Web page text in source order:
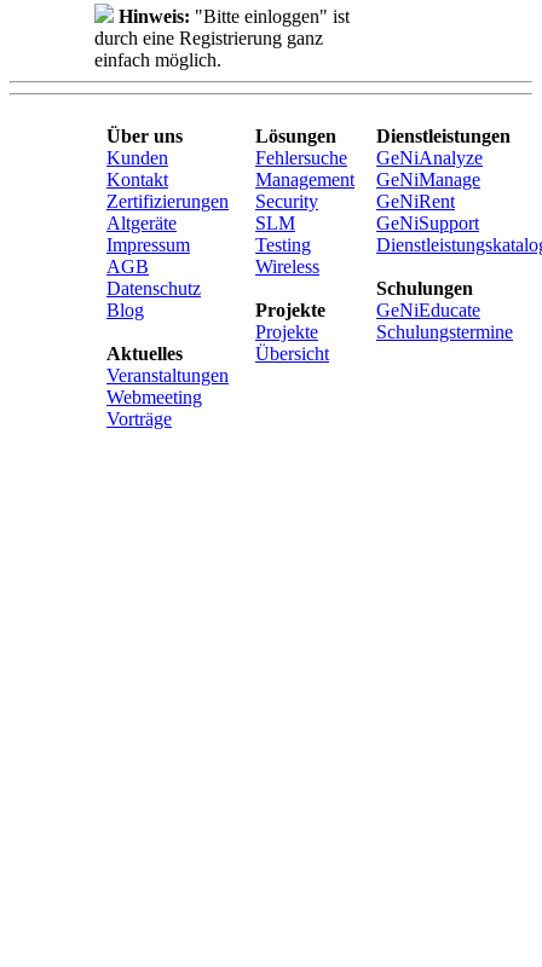
Hinweis: "Bitte einloggen" ist
durch eine Registrierung ganz
einfach möglich.
Über uns
Kunden
Kontakt
Zertifizierungen
Altgeräte
Impressum
AGB
Datenschutz
Blog
Aktuelles
Veranstaltungen
Webmeeting
Vorträge
Lösungen
Fehlersuche
Management
Security
SLM
Testing
Wireless
Projekte
Projekte
Übersicht
Dienstleistungen
GeNiAnalyze
GeNiManage
GeNiRent
GeNiSupport
Schulungen
GeNiEducate
Schulungstermine